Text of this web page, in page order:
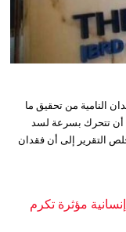
النامية من تحقيق ما
أن تتحرك بسرعة لسد
التقرير إلى أن فقدان
مؤثرة تكرم